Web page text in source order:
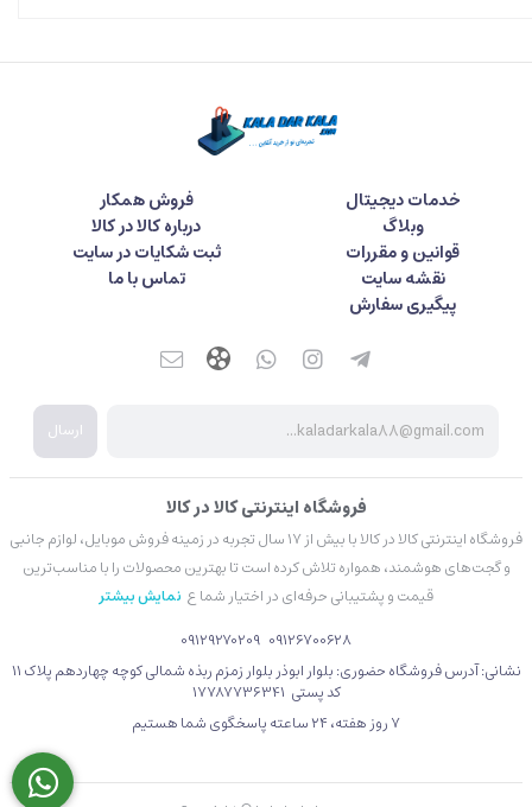
خدمات دیجیتال
فروش همکار
وبلاگ
درباره کالا در کالا
قوانین و مقررات
ثبت شکایات در سایت
نقشه سایت
تماس با ما
پیگیری سفارش
ارسال
فروشگاه اینترنتی کالا در کالا
فروشگاه اینترنتی کالا در کالا با بیش از ۱۷ سال تجربه در زمینه فروش موبایل، لوازم جانبی
و گجت‌های هوشمند، همواره تلاش کرده است تا بهترین محصولات را با مناسب‌ترین
قیمت و پشتیبانی حرفه‌ای در اختیار شما ع نمایش بیشتر
09126700628
09129270209
نشانی: آدرس فروشگاه حضوری: بلوار ابوذر بلوار زمزم ربذه شمالی کوچه چهاردهم پلاک 11
کد پستی 17787736341
۷ روز هفته، ۲۴ ساعته پاسخگوی شما هستیم